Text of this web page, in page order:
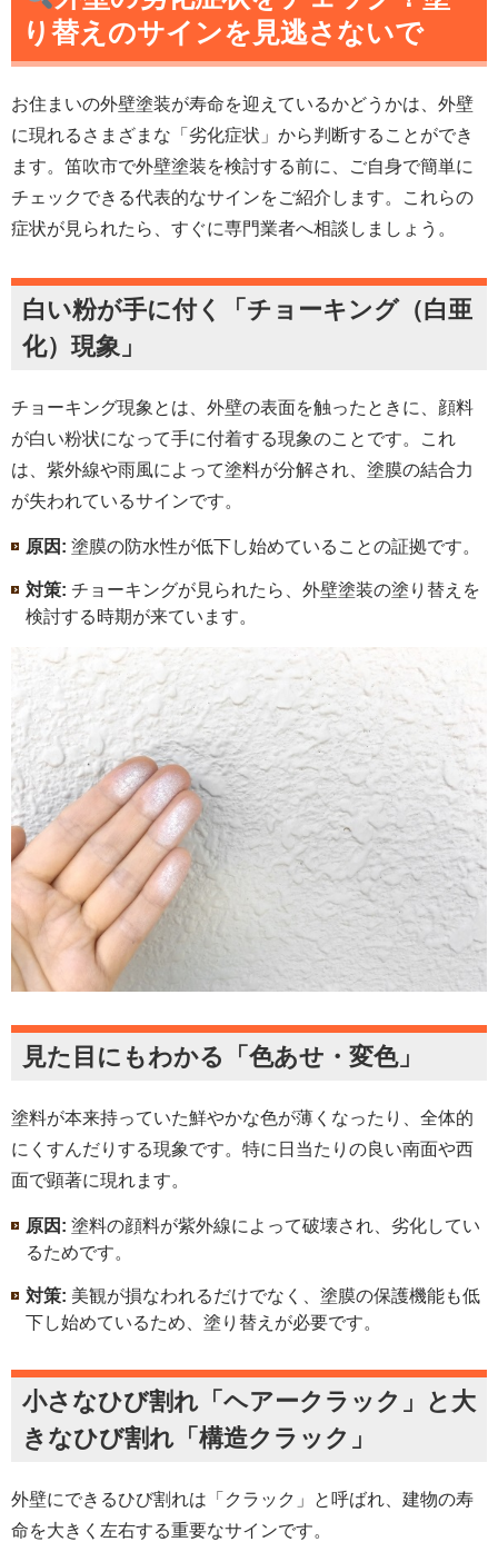
り替えのサインを見逃さないで
お住まいの外壁塗装が寿命を迎えているかどうかは、外壁
に現れるさまざまな「劣化症状」から判断することができ
ます。笛吹市で外壁塗装を検討する前に、ご自身で簡単に
チェックできる代表的なサインをご紹介します。これらの
症状が見られたら、すぐに専門業者へ相談しましょう。
白い粉が手に付く「チョーキング（白亜
化）現象」
チョーキング現象とは、外壁の表面を触ったときに、顔料
が白い粉状になって手に付着する現象のことです。これ
は、紫外線や雨風によって塗料が分解され、塗膜の結合力
が失われているサインです。
原因: 塗膜の防水性が低下し始めていることの証拠です。
対策: チョーキングが見られたら、外壁塗装の塗り替えを
検討する時期が来ています。
見た目にもわかる「色あせ・変色」
塗料が本来持っていた鮮やかな色が薄くなったり、全体的
にくすんだりする現象です。特に日当たりの良い南面や西
面で顕著に現れます。
原因: 塗料の顔料が紫外線によって破壊され、劣化してい
るためです。
対策: 美観が損なわれるだけでなく、塗膜の保護機能も低
下し始めているため、塗り替えが必要です。
小さなひび割れ「ヘアークラック」と大
きなひび割れ「構造クラック」
外壁にできるひび割れは「クラック」と呼ばれ、建物の寿
命を大きく左右する重要なサインです。